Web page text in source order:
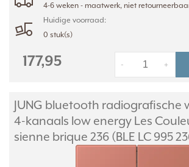
4-6 weken - maatwerk, niet
Huidige voorraad:
0 stuk(s)
177,95 +
-
JUNG bluetooth radiografische
4-kanaals low energy Les
sienne brique 236 (BLE LC 995